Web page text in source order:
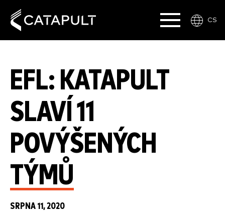
CS
EFL: KATAPULT
SLAVÍ 11
POVÝŠENÝCH
TÝMŮ
SRPNA 11, 2020